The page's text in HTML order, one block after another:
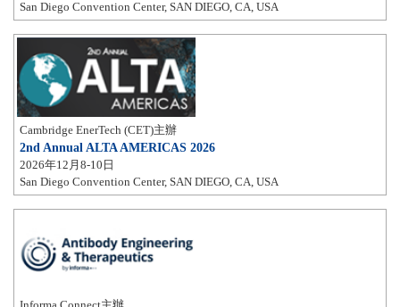
San Diego Convention Center, SAN DIEGO, CA, USA
Cambridge EnerTech (CET)主辦
2nd Annual ALTA AMERICAS 2026
2026年12月8-10日
San Diego Convention Center, SAN DIEGO, CA, USA